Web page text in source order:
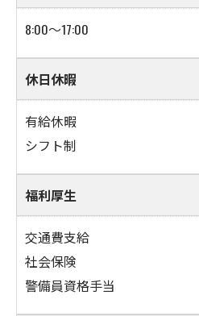
8:00～17:00
休日休暇
有給休暇
シフト制
福利厚生
交通費支給
社会保険
警備員資格手当